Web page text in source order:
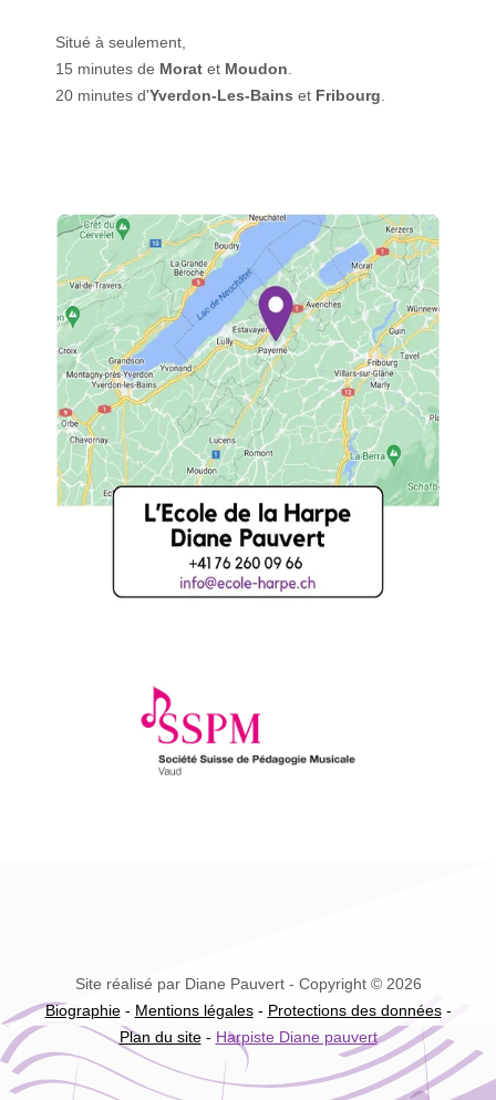
Situé à seulement,
15 minutes de Morat et Moudon
20 minutes d'Yverdon-Les-Bains et Fribourg
Site réalisé par Diane Pauvert - Copyright © 2026
Biographie- Mentions légales- Protections des données-
Plan du site- Harpiste Diane pauvert